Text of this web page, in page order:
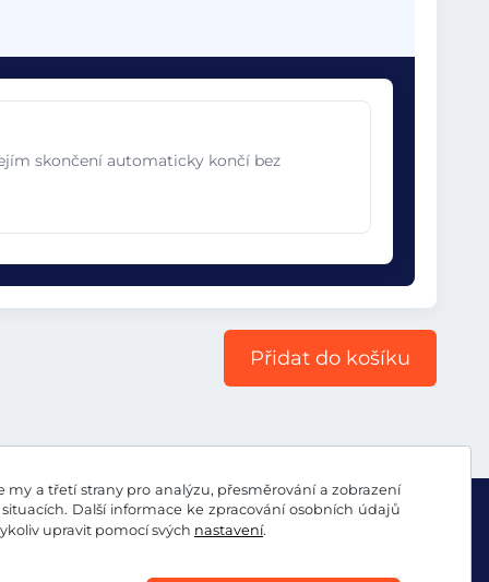
a třetí strany pro analýzu, přesměrování a zobrazení
Další informace ke zpracování osobních údajů
upravit pomocí svých nastavení.
skončení automaticky končí bez
Přidat do košíku